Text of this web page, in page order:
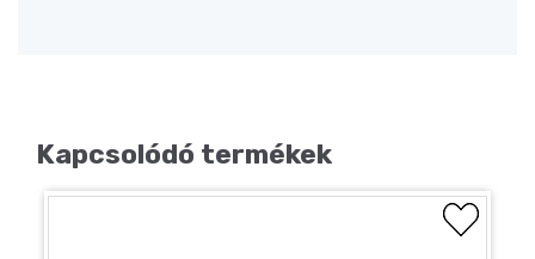
Kapcsolódó termékek